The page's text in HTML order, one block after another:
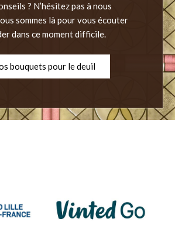
? N’hésitez pas à nous
sommes là pour vous écouter
dans ce moment difficile.
bouquets pour le deuil